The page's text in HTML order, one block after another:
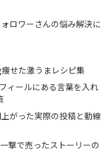
ロワーさんの悩み解決に
せた激うまレシピ集
ィールにある言葉を入れ
がった実際の投稿と動線
撃で売ったストーリーの